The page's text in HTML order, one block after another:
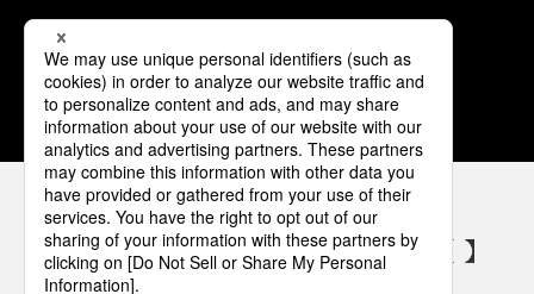
1 2 3 4 5
パナソニックの電気設備 SNSアカウント